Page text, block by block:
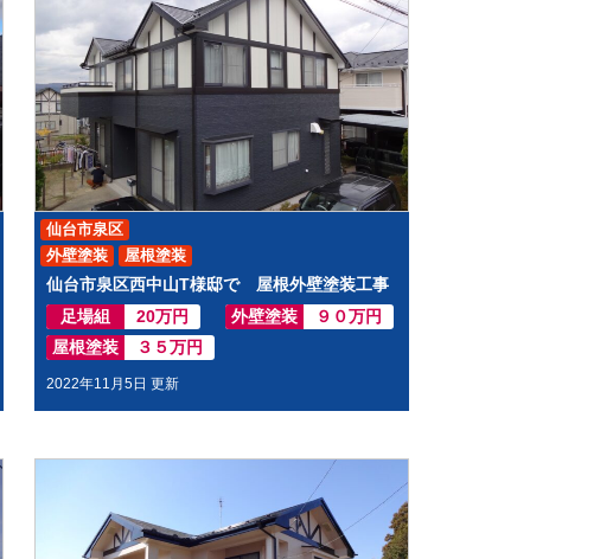
仙台市泉区西中山T様邸で 屋根外壁塗装工事
足場組
20万円 外壁塗装
９０万円
屋根塗装
３５万円
2022年11月5日 更新
外壁塗装 屋根塗装
仙台市泉区